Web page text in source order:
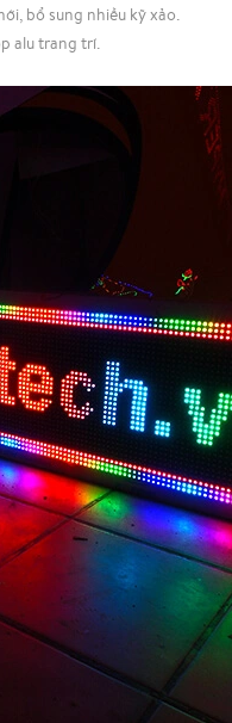
bổ sung nhiều kỹ xảo.
alu trang trí.